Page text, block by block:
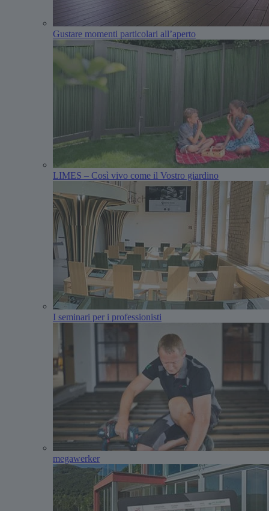
Gustare momenti particolari all’aperto
LIMES – Così vivo come il Vostro giardino
I seminari per i professionisti
megawerker